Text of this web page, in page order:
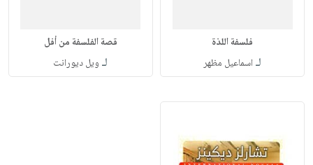
فلسفة اللذة
لـ اسماعيل مظهر
قصة الفلسفة من أفل
لـ ويل ديورانت